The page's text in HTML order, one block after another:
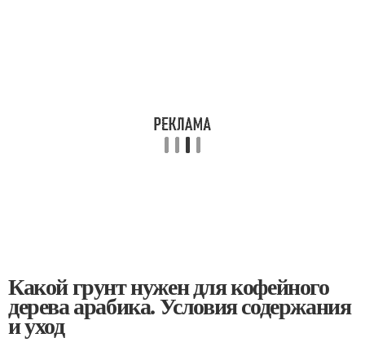
Какой грунт нужен для кофейного
дерева арабика. Условия содержания
и уход